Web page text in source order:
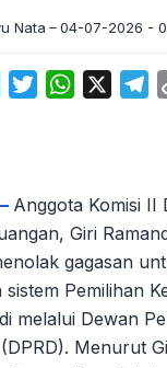
Nata 04-07-2026 -
FacebookTwitterWhatsApp
Anggota Komisi II
Giri
gagasan
sistem Pemilihan
melalui Dewan
Menurut